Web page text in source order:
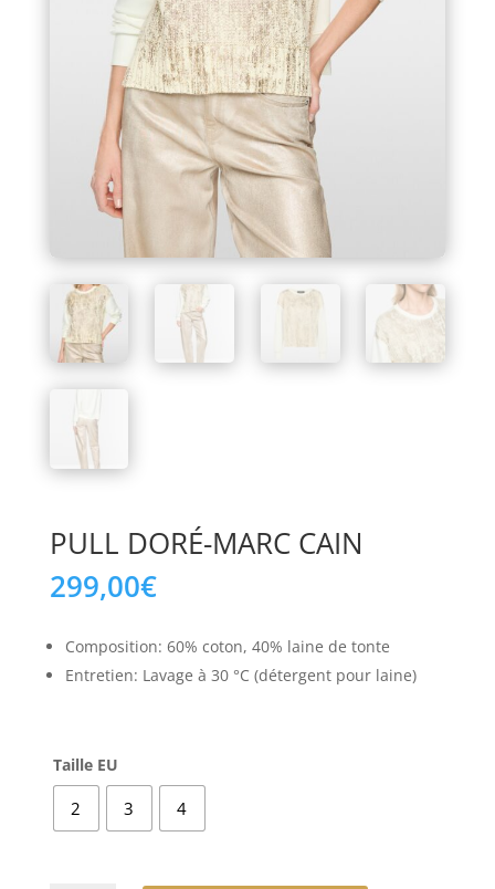
PULL DORÉ-MARC CAIN
299,00€
Composition: 60% coton, 40% laine de tonte
Entretien: Lavage à 30 °C (détergent pour laine)
Taille EU
2 3 4